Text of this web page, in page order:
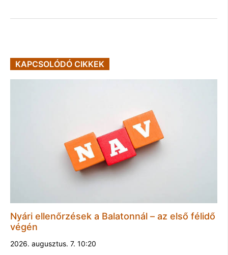
KAPCSOLÓDÓ CIKKEK
Nyári ellenőrzések a Balatonnál – az első félidő
végén
2026. augusztus. 7. 10:20